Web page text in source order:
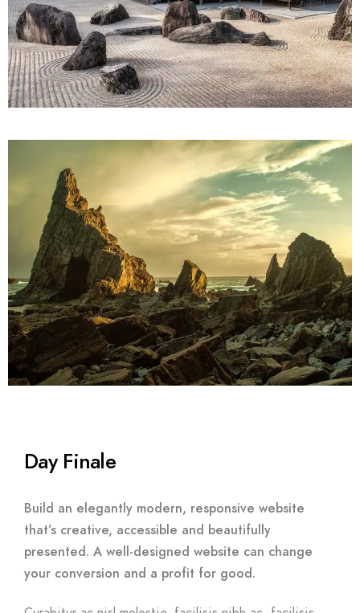
Day Finale
Build an elegantly modern, responsive website
that’s creative, accessible and beautifully
presented. A well-designed website can change
your conversion and a profit for good.